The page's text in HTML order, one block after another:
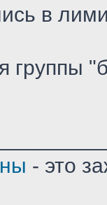
в
группы
- это